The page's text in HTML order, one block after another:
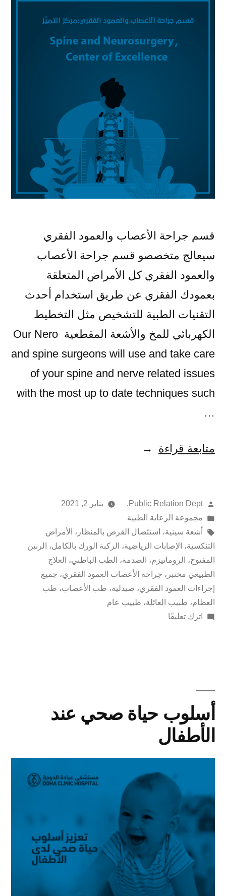
قسم جراحة الأعصاب والعمود الفقري
سيعالج متخصصو قسم جراحة الأعصاب
والعمود الفقري كل الأمراض المتعلقة
بعمودك الفقري عن طريق استخدام أحدث
التقنيات الطبية للتشخيص مثل التخطيط
الكهربائي للمخ والأشعة المقطعية Our Nero
and spine surgeons will use and take care
of your spine and nerve related issues
with the most up to date techniques such
…
متابعة قراءة
Public Relation Dept.
يناير 2, 2021
مجموعة الرعاية الطبية
أشعة سينية، استئصال القرص بالمنظار ، الأمراض
التنكسية، الإصابات الرياضية، الركبة الورك بالكامل، الرنين
المفتوح، الروماتيزم، الصدمة، الطب الباطني، العلاج
الطبيعي مختبر ، جراحة الأعصاب العمود الفقري، جميع
إجراءات العمود الفقري، صيدلية، طب الأعصاب، طب
العظام، طبيب العائلة، طبيب عام
اترك تعليقًا
أسلوب حياة صحي عند
الأطفال